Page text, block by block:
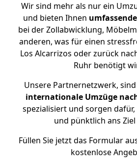
Wir sind mehr als nur ein
und bieten Ihnen
bei der Zollabwicklung,
anderen, was für einen
Los Alcarrizos oder zurück
Ruhr benötigt
Unsere Partnernetzwerk,
internationale Umzüge
spezialisiert und sorgen dafür,
und pünktlich ans
Füllen Sie jetzt das Formular
kostenlose